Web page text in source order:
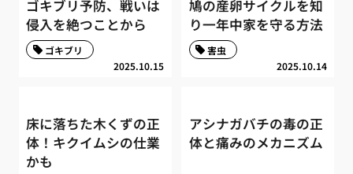
ゴキブリ予防、戦いは
侵入を絶つことから
2025.10.15
ゴキブリ
鳩の産卵サイクルを知
り一年中家を守る方法
2025.10.14
害虫
床に落ちた木くずの正
体！キクイムシの仕業
かも
アシナガバチの毒の正
体と痛みのメカニズム